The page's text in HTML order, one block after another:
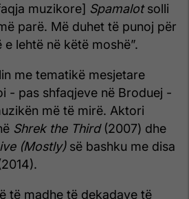
muzikore] Spamalotsolli
parë. Më duhet të punoj për
lehtë në këtë moshë”.
me tematikë mesjetare
- pas shfaqjeve në Broduej -
më të mirë. Aktori
Shrek the Third(2007) dhe
(Mostly) së bashku me disa
të madhe të dekadave të